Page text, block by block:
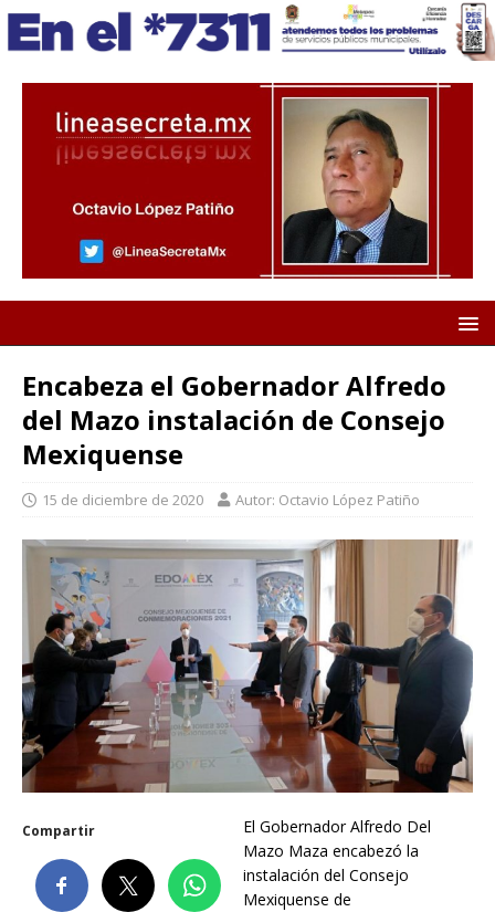
Encabeza el Gobernador Alfredo
del Mazo instalación de Consejo
Mexiquense
15 de diciembre de 2020 Autor: Octavio López Patiño
Compartir
El Gobernador Alfredo Del
Mazo Maza encabezó la
instalación del Consejo
Mexiquense de